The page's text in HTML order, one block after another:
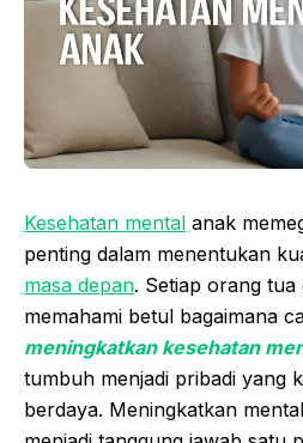
Kesehatan mental anak
penting dalam menentukan
masa depan. Setiap orang
memahami betul bagaimana
meningkatkan kesehatan
tumbuh menjadi pribadi yang
berdaya. Meningkatkan